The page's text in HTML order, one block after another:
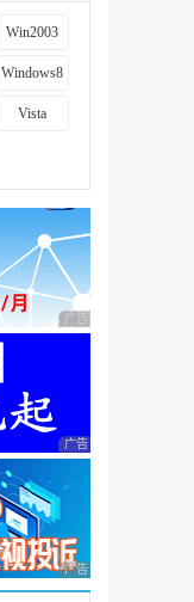
Win2003
Windows8
Vista
广告 商业广告，理性
广告 商业广告，理性
广告 商业广告，理性